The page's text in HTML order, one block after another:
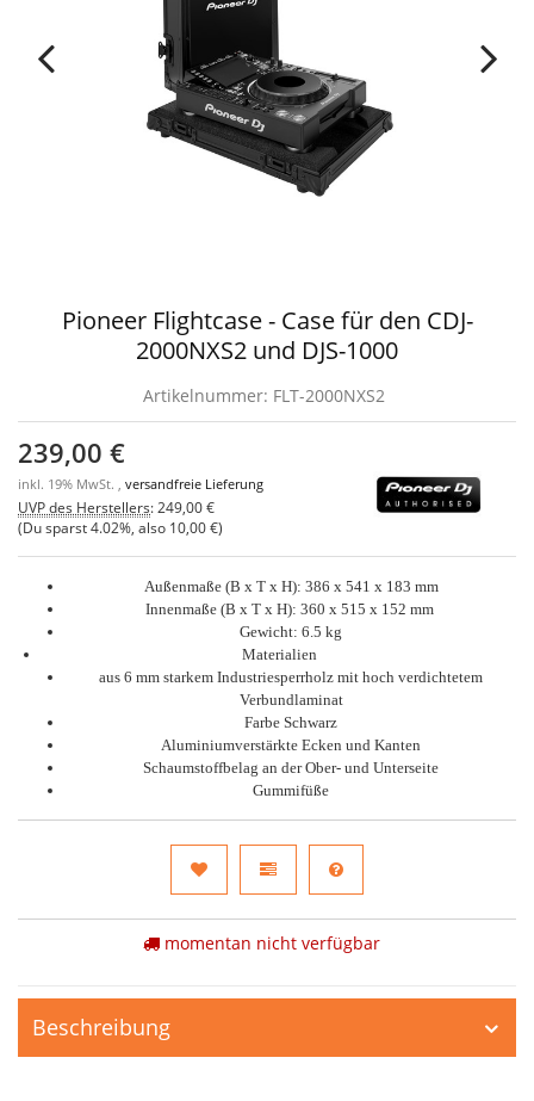
Pioneer Flightcase - Case für den CDJ-
2000NXS2 und DJS-1000
Artikelnummer: FLT-2000NXS2
239,00 €
inkl. 19% MwSt. , versandfreie Lieferung
UVP des Herstellers: 249,00 €
(Du sparst4.02% , also 10,00 €)
Außenmaße (B x T x H): 386 x 541 x 183 mm
Innenmaße (B x T x H): 360 x 515 x 152 mm
Gewicht: 6.5 kg
Materialien
aus 6 mm starkem Industriesperrholz mit hoch verdichtetem
Verbundlaminat
Farbe Schwarz
Aluminiumverstärkte Ecken und Kanten
Schaumstoffbelag an der Ober- und Unterseite
Gummifüße
momentan nicht verfügbar
Beschreibung